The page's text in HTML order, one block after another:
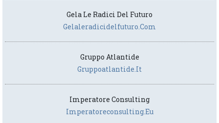
Gela Le Radici Del Futuro
Gelaleradicidelfuturo.com
Gruppo Atlantide
Gruppoatlantide.it
Imperatore Consulting
Imperatoreconsulting.eu